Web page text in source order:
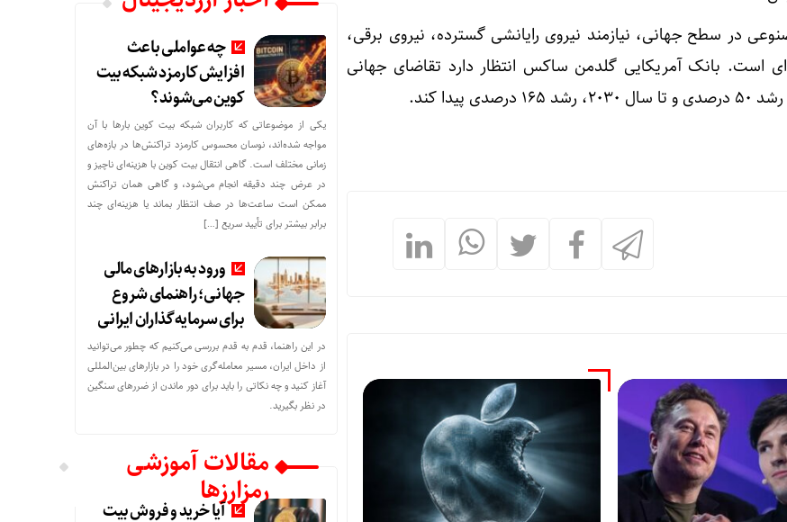
در سطح جهانی، نیازمند نیروی رایانشی گسترده، نیروی برقی،
بانک آمریکایی گلدمن ساکس انتظار دارد تقاضای جهانی
چه عواملی باعث
افزایش کارمزد شبکه بیت
کوین می‌شوند؟
یکی از موضوعاتی که کاربران شبکه بیت کوین بارها با آن
مواجه شده‌اند، نوسان محسوس کارمزد تراکنش‌ها در بازه‌های
زمانی مختلف است. گاهی انتقال بیت کوین با هزینه‌ای ناچیز و
در عرض چند دقیقه انجام می‌شود، و گاهی همان تراکنش
ممکن است ساعت‌ها در صف انتظار بماند یا هزینه‌ای چند
برابر بیشتر برای تأیید سریع […]
ورود به بازارهای مالی
جهانی؛ راهنمای شروع
برای سرمایه‌گذاران ایرانی
در این راهنما، قدم به قدم بررسی می‌کنیم که چطور می‌توانید
از داخل ایران، مسیر معامله‌گری خود را در بازارهای بین‌المللی
آغاز کنید و چه نکاتی را باید برای دور ماندن از ضررهای سنگین
در نظر بگیرید.
مقالات آموزشی
رمزارزهاآیا خرید و فروش بیت